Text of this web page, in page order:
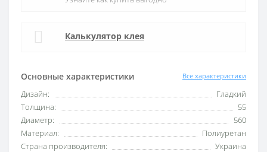
Основные характеристики Все характеристики
Дизайн:
Гладкий
Толщина:
55
Диаметр:
560
Материал:
Полиуретан
Страна производителя:
Украина
Калькулятор клея